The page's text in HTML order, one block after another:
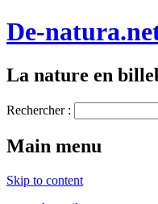
De-
La nature en
Rechercher :
Main menu
Skip to content